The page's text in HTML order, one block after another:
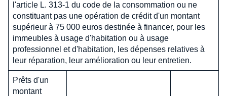
l'article L. 313-1 du code de la consommation ou ne
constituant pas une opération de crédit d'un montant
supérieur à 75 000 euros destinée à financer, pour les
immeubles à usage d'habitation ou à usage
professionnel et d'habitation, les dépenses relatives à
leur réparation, leur amélioration ou leur entretien.
Prêts d'un
montant